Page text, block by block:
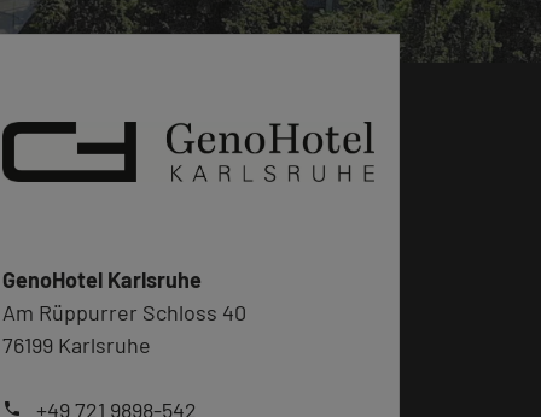
GenoHotel Karlsruhe
Am Rüppurrer Schloss 40
76199 Karlsruhe
phone +49 721 9898-542